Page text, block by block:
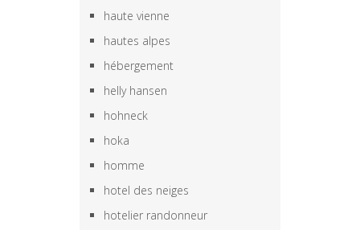
haute vienne
hautes alpes
hébergement
helly hansen
hohneck
hoka
homme
hotel des neiges
hotelier randonneur